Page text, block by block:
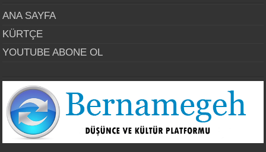
ANA SAYFA
KÜRTÇE
YOUTUBE ABONE OL